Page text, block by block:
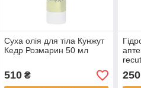
Суха олія для тіла Кунжут
Кедр Розмарин 50 мл
510₴ 250